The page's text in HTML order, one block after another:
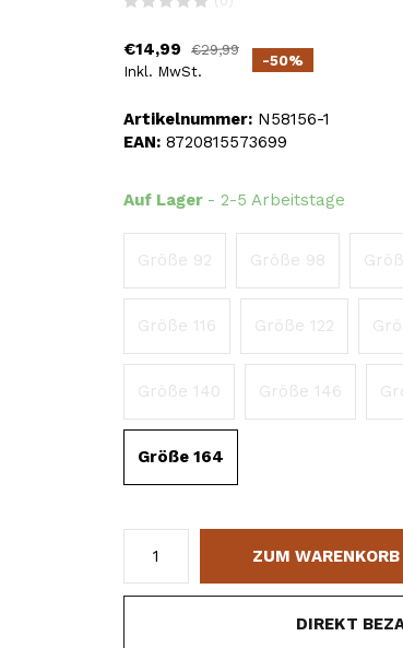
€14,99
€29,99
Inkl. MwSt.
-50%
Artikelnummer: N58156-1
EAN: 8720815573699
Auf Lager - 2-5 Arbeitstage
Größe 92 Größe 98
Größe 116 Größe 122
Größe 140 Größe 146
Größe 164
ZUM
DIREKT